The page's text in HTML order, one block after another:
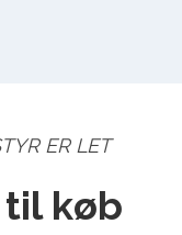
ER LET
køb